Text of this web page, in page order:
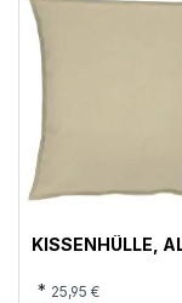
KISSENHÜLLE,
* 25,95 €